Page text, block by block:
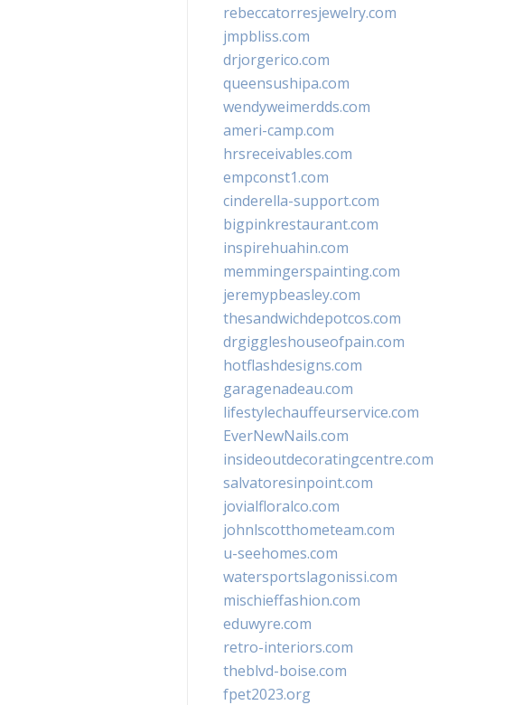
rebeccatorresjewelry.com
jmpbliss.com
drjorgerico.com
queensushipa.com
wendyweimerdds.com
ameri-camp.com
hrsreceivables.com
empconst1.com
cinderella-support.com
bigpinkrestaurant.com
inspirehuahin.com
memmingerspainting.com
jeremypbeasley.com
thesandwichdepotcos.com
drgiggleshouseofpain.com
hotflashdesigns.com
garagenadeau.com
lifestylechauffeurservice.com
EverNewNails.com
insideoutdecoratingcentre.com
salvatoresinpoint.com
jovialfloralco.com
johnlscotthometeam.com
u-seehomes.com
watersportslagonissi.com
mischieffashion.com
eduwyre.com
retro-interiors.com
theblvd-boise.com
fpet2023.org